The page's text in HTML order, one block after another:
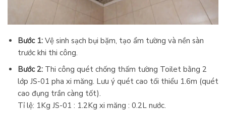
Bước 1:Vệ sinh sạch bụi bặm, tạo ẩm tường và nền sàn
trước khi thi công.
Bước 2:Thi công quét chống thấm tường Toilet bằng 2
lớp JS-01 pha xi măng. Lưu ý quét cao tối thiểu 1.6m (quét
cao đụng trần càng tốt).
Tỉ lệ: 1Kg JS-01 : 1.2Kg xi măng : 0.2L nước.